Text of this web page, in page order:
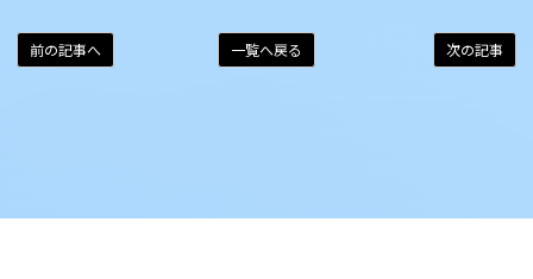
次の記事
一覧へ戻る
前の記事へ